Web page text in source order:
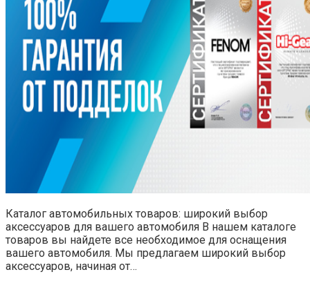
Каталог автомобильных товаров: широкий выбор
аксессуаров для вашего автомобиля В нашем каталоге
товаров вы найдете все необходимое для оснащения
вашего автомобиля. Мы предлагаем широкий выбор
аксессуаров, начиная от…